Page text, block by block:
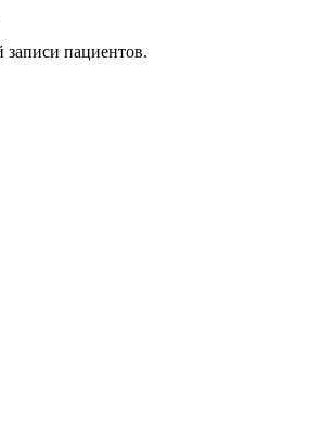
записи пациентов.